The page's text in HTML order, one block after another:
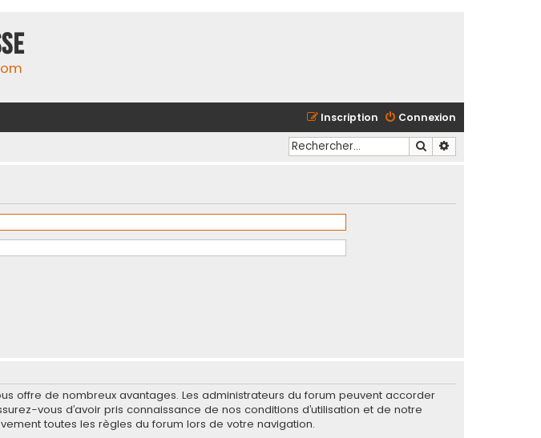
Connexion
Inscription
Rechercher
offre de nombreux avantages. Les administrateurs du forum peuvent accorder
vous d’avoir pris connaissance de nos conditions d’utilisation et de notre
toutes les règles du forum lors de votre navigation.